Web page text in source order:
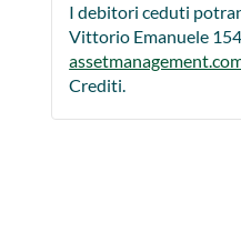
I debitori ceduti
Vittorio Emanuele
Crediti.